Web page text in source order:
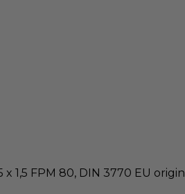
x 1,5 FPM 80, DIN 3770 EU origin